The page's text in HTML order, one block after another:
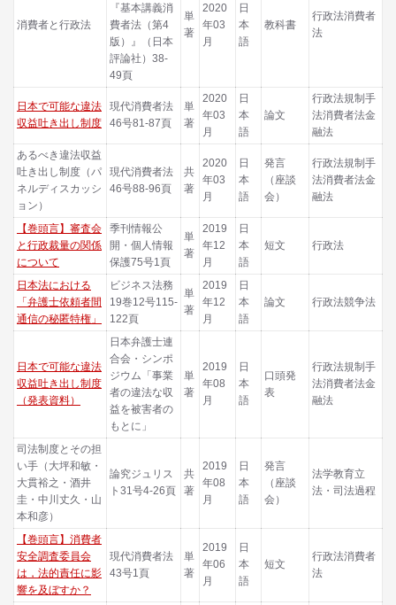
消費者と行政法
『基本講義消
費者法（第4
版）』（日本
評論社）38-
49頁
単
著
2020
年03
月
日
本
語
教科書
行政法消費者
法
日本で可能な違法
収益吐き出し制度
現代消費者法
46号81-87頁
単
著
2020
年03
月
日
本
語
論文
行政法規制手
法消費者法金
融法
あるべき違法収益
吐き出し制度（パ
ネルディスカッシ
ョン）
現代消費者法
46号88-96頁
共
著
2020
年03
月
日
本
語
発言
（座談
会）
行政法規制手
法消費者法金
融法
【巻頭言】審査会
と行政裁量の関係
について
季刊情報公
開・個人情報
保護75号1頁
単
著
2019
年12
月
日
本
語
短文 行政法
日本法における
「弁護士依頼者間
通信の秘匿特権」
ビジネス法務
19巻12号115-
122頁
単
著
2019
年12
月
日
本
語
論文 行政法競争法
日本で可能な違法
収益吐き出し制度
（発表資料）
日本弁護士連
合会・シンポ
ジウム「事業
者の違法な収
益を被害者の
もとに」
単
著
2019
年08
月
日
本
語
口頭発
表
行政法規制手
法消費者法金
融法
司法制度とその担
い手（大坪和敏・
大貫裕之・酒井
圭・中川丈久・山
本和彦）
論究ジュリス
ト31号4-26頁
共
著
2019
年08
月
日
本
語
発言
（座談
会）
法学教育立
法・司法過程
【巻頭言】消費者
安全調査委員会
は，法的責任に影
響を及ぼすか？
現代消費者法
43号1頁
単
著
2019
年06
月
日
本
語
短文
行政法消費者
法